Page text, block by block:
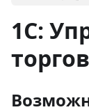
1С: